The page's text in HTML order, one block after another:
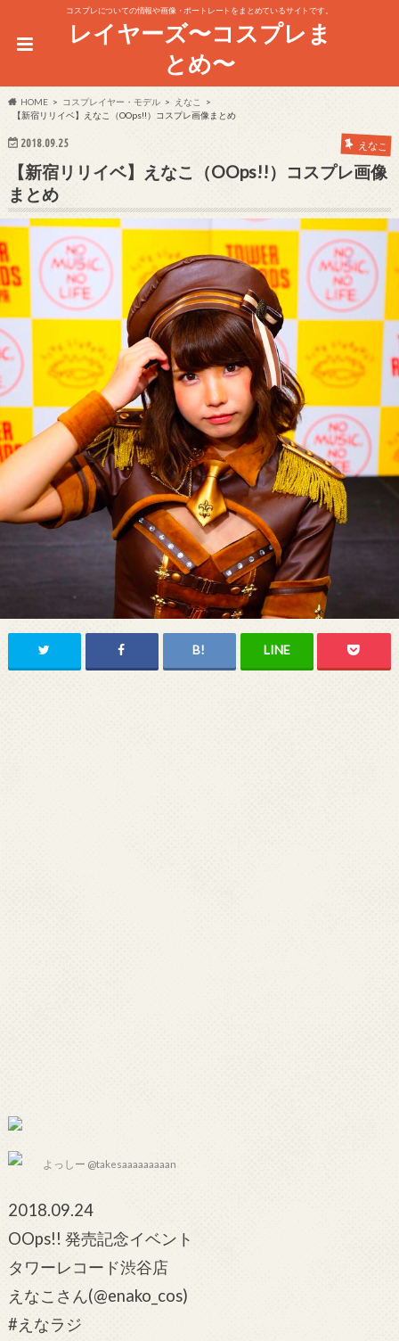
コスプレについての情報や画像・ポートレートをまとめているサイトです。
レイヤーズ〜コスプレま
とめ〜
HOME コスプレイヤー・モデル
えなこ
【新宿リリイベ】えなこ（OOps!!）コスプレ画像まとめ
2018.09.25 えなこ
【新宿リリイベ】えなこ（OOps!!）コスプレ画像
まとめ
よっしー @takesaaaaaaaaan
2018.09.24
OOps!! 発売記念イベント
タワーレコード渋谷店
えなこさん(@enako_cos)
#えなラジ